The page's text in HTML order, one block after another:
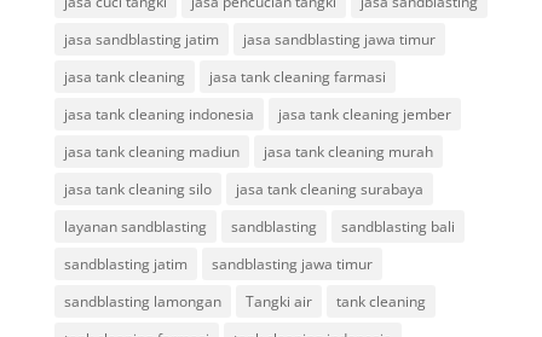
jasa sandblasting jatim
jasa sandblasting jawa timur
jasa tank cleaning
jasa tank cleaning farmasi
jasa tank cleaning indonesia
jasa tank cleaning jember
jasa tank cleaning madiun
jasa tank cleaning murah
jasa tank cleaning silo
jasa tank cleaning surabaya
layanan sandblasting
sandblasting
sandblasting bali
sandblasting jatim
sandblasting jawa timur
sandblasting lamongan
Tangki air
tank cleaning